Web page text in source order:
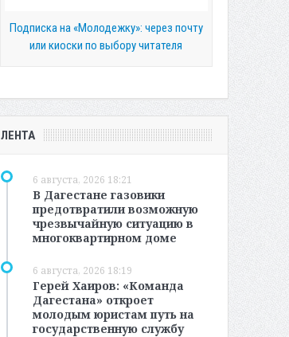
Подписка на «Молодежку»: через почту
или киоски по выбору читателя
ЛЕНТА
6 августа, 2026 18:21
В Дагестане газовики
предотвратили возможную
чрезвычайную ситуацию в
многоквартирном доме
6 августа, 2026 18:19
Герей Хаиров: «Команда
Дагестана» откроет
молодым юристам путь на
государственную службу